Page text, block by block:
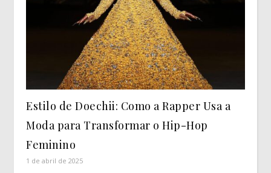
Estilo de Doechii: Como a Rapper Usa a
Moda para Transformar o Hip-Hop
Feminino
1 de abril de 2025